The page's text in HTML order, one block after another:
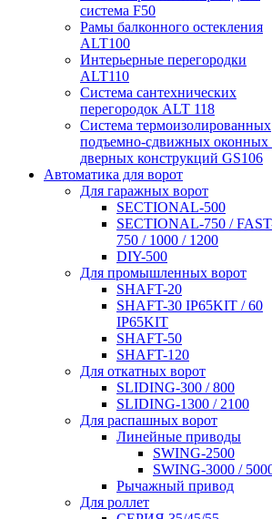
система F50
Рамы балконного остекления
ALT100
Интерьерные перегородки
ALT110
Система сантехнических
перегородок ALT 118
Система термоизолированных
подъемно-сдвижных оконных
дверных конструкций GS106
Автоматика для ворот
Для гаражных ворот
SECTIONAL-500
SECTIONAL-750 /
750 / 1000 / 1200
DIY-500
Для промышленных ворот
SHAFT-20
SHAFT-30 IP65KIT / 60
IP65KIT
SHAFT-50
SHAFT-120
Для откатных ворот
SLIDING-300 / 800
SLIDING-1300 / 2100
Для распашных ворот
Линейные приводы
SWING-2500
SWING-3000 /
Рычажный привод
Для роллет